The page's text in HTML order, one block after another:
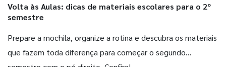
Volta às Aulas: dicas de materiais escolares para o 2º
semestre
Prepare a mochila, organize a rotina e descubra os materiais
que fazem toda diferença para começar o segundo
semestre com o pé direito. Confira!